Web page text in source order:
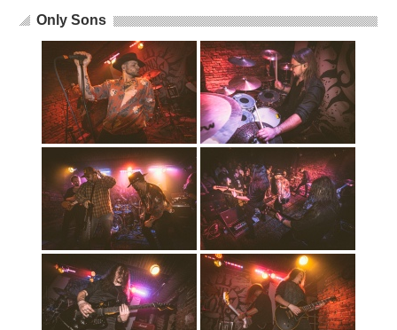
Only Sons